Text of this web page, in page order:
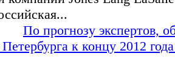
По прогнозу экспертов,
к концу 2012